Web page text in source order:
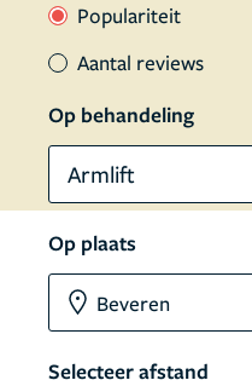
Populariteit
Aantal reviews
Op behandeling
Armlift
Op plaats
Selecteer afstand